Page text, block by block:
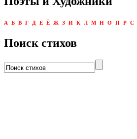
А Б В Г Д Е Ё Ж З И К Л М Н О П Р С
Поиск стихов